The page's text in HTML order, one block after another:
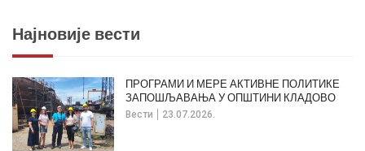
Најновије вести
Вести 23.07.2026.
ПРОГРАМИ И МЕРЕ АКТИВНЕ ПОЛИТИКЕ
ЗАПОШЉАВАЊА У ОПШТИНИ КЛАДОВО